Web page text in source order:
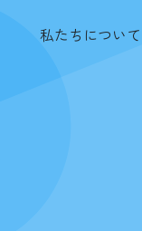
私たちについて